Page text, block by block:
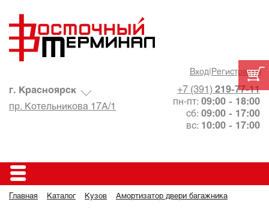
Вход| Регистрация
+7 (391) 219-77-11
пн-пт: 09:00 - 18:00
сб: 09:00 - 17:00
вс: 10:00 - 17:00
г. Красноярск
пр. Котельникова 17А/1
Главная Каталог Кузов Амортизатор двери багажника